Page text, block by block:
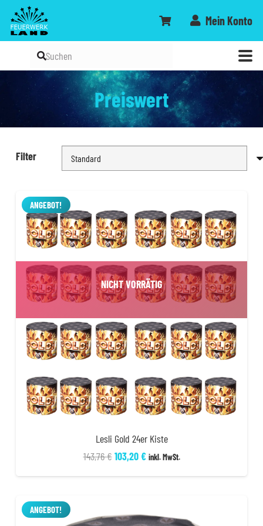
Mein Konto
Preiswert
Filter
ANGEBOT!
NICHT VORRÄTIG
Lesli Gold 24er Kiste
143,76€ Ursprünglicher
103,20€Aktueller
inkl. MwSt.
ANGEBOT!